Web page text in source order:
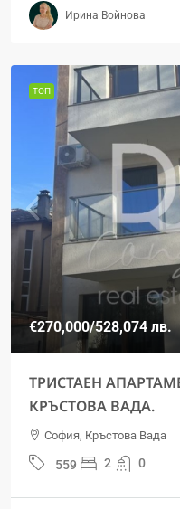
Ирина Войнова
ТОП
€270,000/528,074 лв.
ТРИСТАЕН
КРЪСТОВА ВАДА.
София, Кръстова Вада
559 2 0